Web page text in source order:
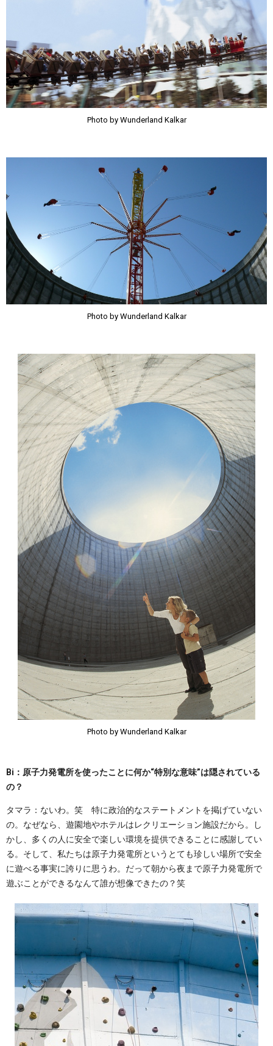
Photo by Wunderland Kalkar
Photo by Wunderland Kalkar
Photo by Wunderland Kalkar
Bi：原子力発電所を使ったことに何か“特別な意味”は隠されている
の？
タマラ：ないわ。笑 特に政治的なステートメントを掲げていない
の。なぜなら、遊園地やホテルはレクリエーション施設だから。し
かし、多くの人に安全で楽しい環境を提供できることに感謝してい
る。そして、私たちは原子力発電所というとても珍しい場所で安全
に遊べる事実に誇りに思うわ。だって朝から夜まで原子力発電所で
遊ぶことができるなんて誰が想像できたの？笑